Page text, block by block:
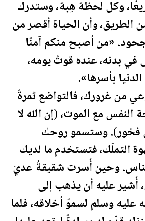
وكللحظةهِبة، وستدرك
الطريق، وأن الحياة أقصر من
«من أصبح منكم آمنًا
في بدنه، عنده قوتُ يومه،
بأسرها».
من غرورك، فالتواضع ثمرةٌ
النفس مع الموت، (إن الله لا
وستسمو روحك
التملّك، فتستخدم ما لديك
وحين أُسرت شقيقةُ عديّ
أُشير عليه أن يذهب إلى
عليه وسلم لسموّ أخلاقه، فلما